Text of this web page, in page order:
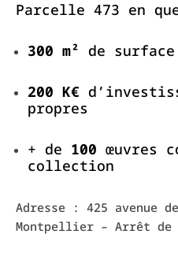
Parcelle 473 en
300 m² de
200 K€
propres
+ de 100 œuvres
collection
Adresse : 425 avenue
Montpellier – Arrêt de